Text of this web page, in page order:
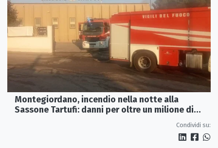
Montegiordano, incendio nella notte alla
Sassone Tartufi: danni per oltre un milione di
Condividi su: